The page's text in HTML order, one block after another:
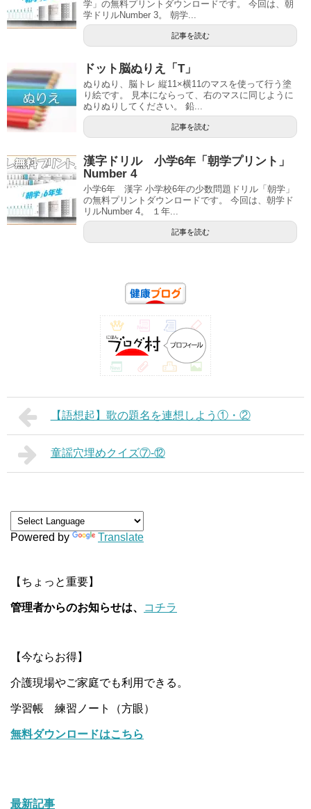
学」の無料プリントダウンロードです。 今回は、朝
学ドリルNumber 3。 朝学...
記事を読む
ドット脳ぬりえ「T」
ぬりぬり、脳トレ 縦11×横11のマスを使って行う塗
り絵です。 見本にならって、右のマスに同じように
ぬりぬりしてください。 鉛...
記事を読む
漢字ドリル 小学6年「朝学プリント」
Number 4
小学6年 漢字 小学校6年の少数問題ドリル「朝学」
の無料プリントダウンロードです。 今回は、朝学ド
リルNumber 4。 １年...
記事を読む
【語想起】歌の題名を連想しよう①・②
童謡穴埋めクイズ⑦-⑫
Powered by Translate
【ちょっと重要】
管理者からのお知らせは、 コチラ
【今ならお得】
介護現場やご家庭でも利用できる。
学習帳 練習ノート（方眼）
無料ダウンロードはこちら
最新記事